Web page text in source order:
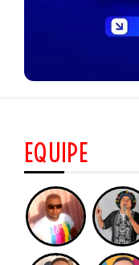
EQUIPE